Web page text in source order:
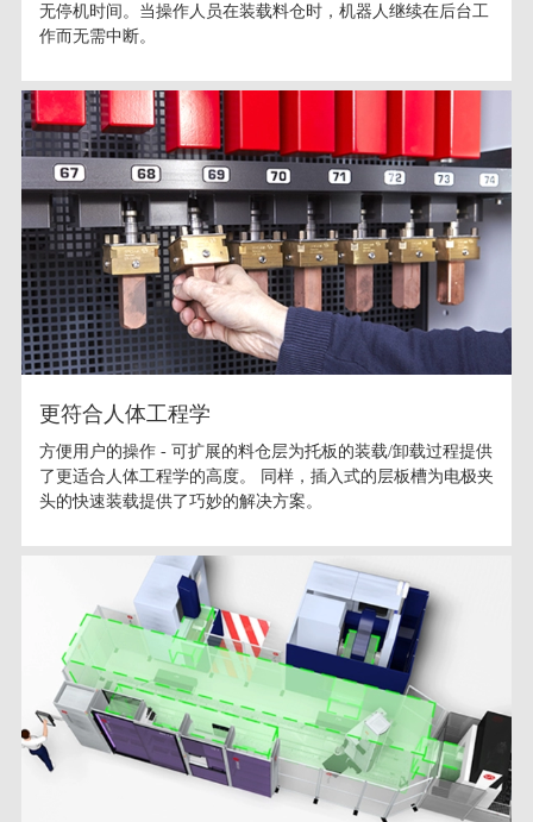
无停机时间。当操作人员在装载料仓时，机器人继续在后台工
作而无需中断。
更符合人体工程学
方便用户的操作 - 可扩展的料仓层为托板的装载/卸载过程提供
了更适合人体工程学的高度。 同样，插入式的层板槽为电极夹
头的快速装载提供了巧妙的解决方案。